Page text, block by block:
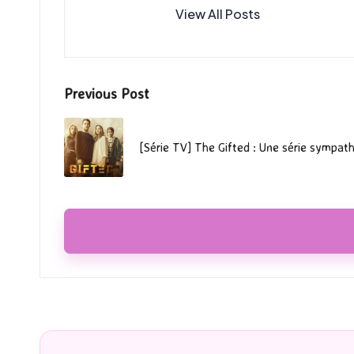
View All Posts
Post
navigation
Previous Post
[Série TV] The Gifted : Une série